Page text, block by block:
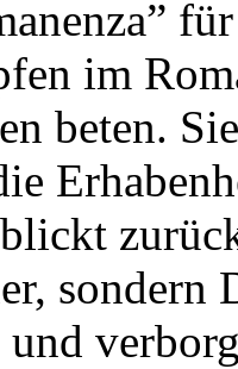
im
beten.
sondern